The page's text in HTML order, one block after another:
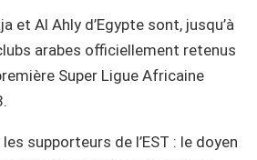
et Al Ahly d’Egypte sont, jusqu’à
arabes officiellement retenus
Super Ligue Africaine
supporteurs de l’EST : le doyen